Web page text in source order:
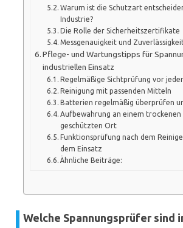
Warum ist die Schutzart
Industrie?
Die Rolle der Sicherheitszertifikate
Messgenauigkeit und
Pflege- und Wartungstipps für
industriellen Einsatz
Regelmäßige Sichtprüfung vor
Reinigung mit passenden Mitteln
Batterien regelmäßig überprüfen
Aufbewahrung an einem trockenen
geschützten Ort
Funktionsprüfung nach dem
dem Einsatz
Ähnliche Beiträge:
Welche Spannungsprüfer sind